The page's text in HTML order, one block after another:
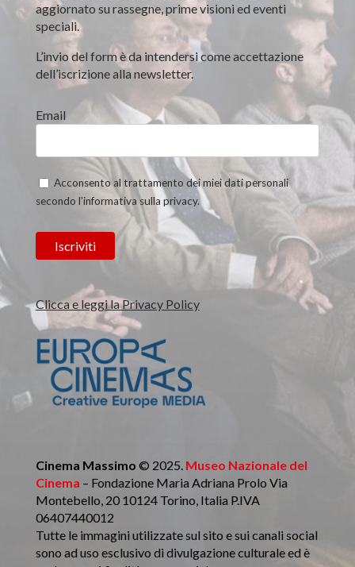
aggiornato su rassegne, prime visioni ed eventi
speciali.
L’invio del form è da intendersi come accettazione
dell’iscrizione alla newsletter.
Email
Acconsento al trattamento dei miei dati personali
secondo l’informativa sulla privacy.
Clicca e leggi la Privacy Policy
Cinema Massimo © 2025. Museo Nazionale del
Cinema – Fondazione Maria Adriana Prolo Via
Montebello, 20 10124 Torino, Italia P.IVA
06407440012
Tutte le immagini utilizzate sul sito e sui canali social
sono ad uso esclusivo di divulgazione culturale ed è